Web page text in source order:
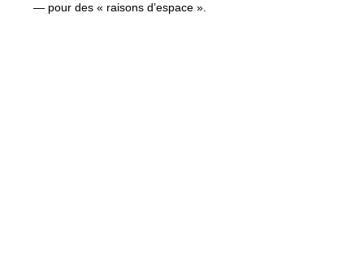
— pour des « raisons d’espace ».